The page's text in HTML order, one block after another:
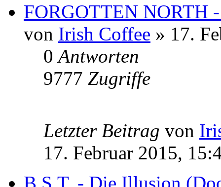
FORGOTTEN NORTH
von Irish Coffee » 17.
0Antworten
9777 Zugriffe
Letzter Beitrag von
17. Februar 2015,
B.S.T. - Die Illusion